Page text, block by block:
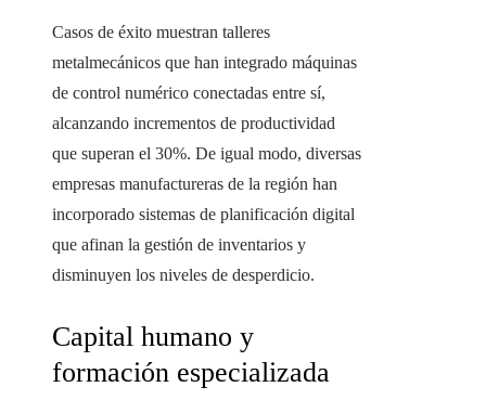
Casos de éxito muestran talleres
metalmecánicos que han integrado máquinas
de control numérico conectadas entre sí,
alcanzando incrementos de productividad
que superan el 30%. De igual modo, diversas
empresas manufactureras de la región han
incorporado sistemas de planificación digital
que afinan la gestión de inventarios y
disminuyen los niveles de desperdicio.
Capital humano y
formación especializada